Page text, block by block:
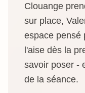
Clouange
sur place,
espace pensé
l'aise dès la
savoir poser -
de la séance.